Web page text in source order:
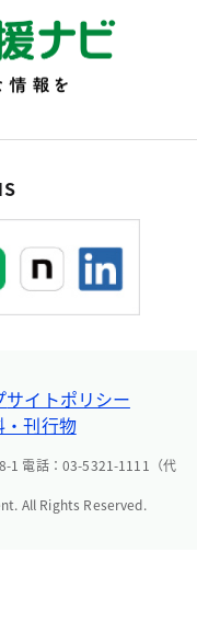
サイトポリシー
刊行物
1 電話：03-5321-1111（代
All Rights Reserved.